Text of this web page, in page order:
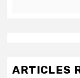
ARTICLES